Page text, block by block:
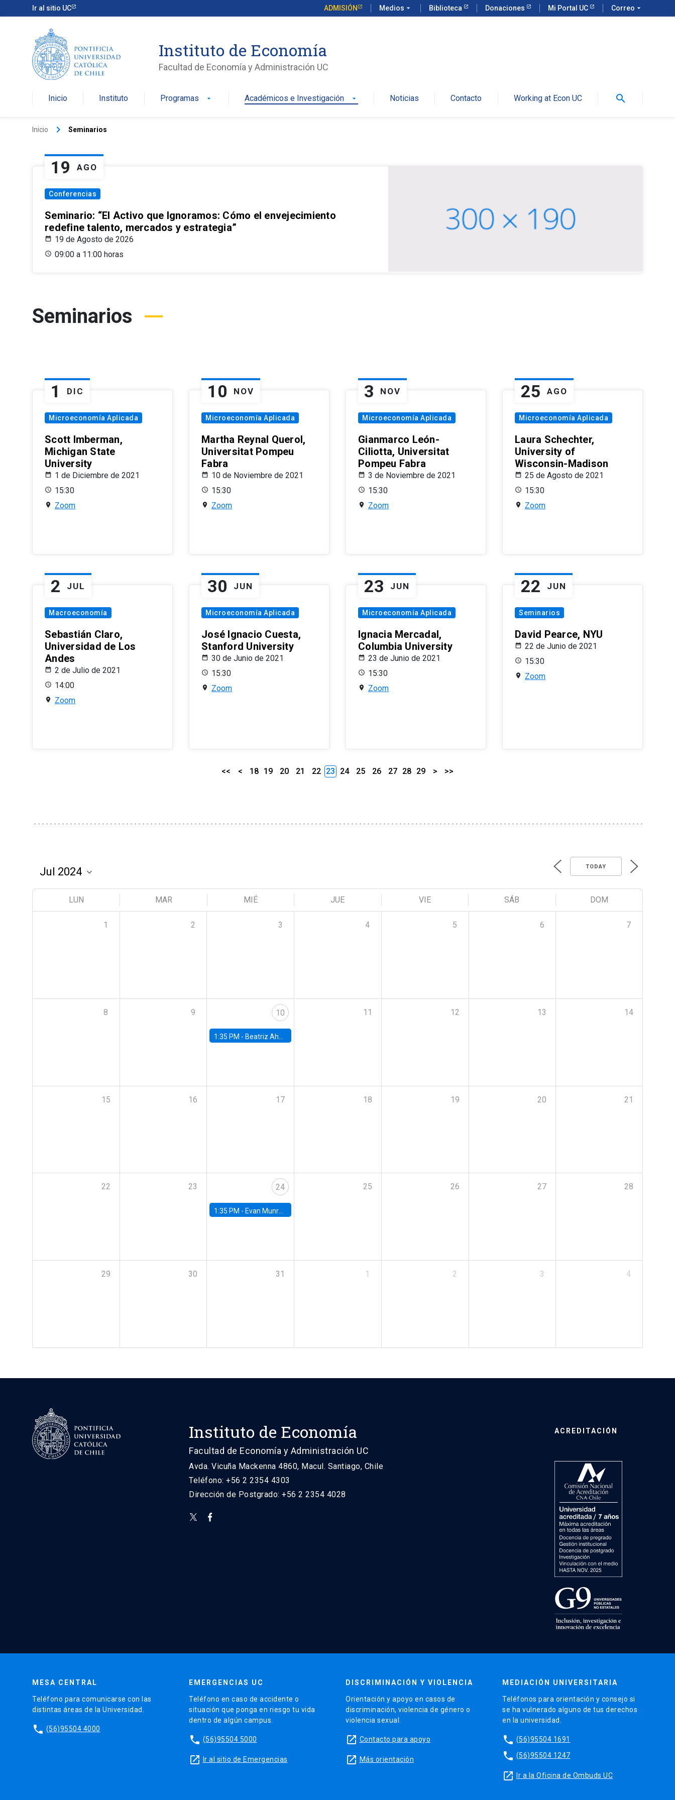
Ir al sitio UC ADMISIÓN Medios arrow_drop_down Biblioteca Donaciones Mi Portal UC Correo arrow_drop_down
Instituto de Economía
Facultad de Economía y Administración UC
Inicio Instituto Programas arrow_drop_down Académicos e Investigación arrow_drop_down Noticias Contacto Working at Econ UC search
Inicio keyboard_arrow_right Seminarios
19 AGO
Conferencias
Seminario: “El Activo que Ignoramos: Cómo el envejecimiento
redefine talento, mercados y estrategia”
19 de Agosto de 2026
09:00 a 11:00 horas
Seminarios
1 DIC
Microeconomía Aplicada
Scott Imberman,
Michigan State
University
1 de Diciembre de 2021
15:30
Zoom
10 NOV
Microeconomía Aplicada
Martha Reynal Querol,
Universitat Pompeu
Fabra
10 de Noviembre de 2021
15:30
Zoom
3 NOV
Microeconomía Aplicada
Gianmarco León-
Ciliotta, Universitat
Pompeu Fabra
3 de Noviembre de 2021
15:30
Zoom
25 AGO
Microeconomía Aplicada
Laura Schechter,
University of
Wisconsin-Madison
25 de Agosto de 2021
15:30
Zoom
2 JUL
Macroeconomía
Sebastián Claro,
Universidad de Los
Andes
2 de Julio de 2021
14:00
Zoom
30 JUN
Microeconomía Aplicada
José Ignacio Cuesta,
Stanford University
30 de Junio de 2021
15:30
Zoom
23 JUN
Microeconomía Aplicada
Ignacia Mercadal,
Columbia University
23 de Junio de 2021
15:30
Zoom
22 JUN
Seminarios
David Pearce, NYU
22 de Junio de 2021
15:30
Zoom
<< < 18 19 20 21 22 23 24 25 26 27 28 29 > >>
TODAY
LUN MAR MIÉ JUE VIE SÁB DOM
1 2 3 4 5 6 7
8 9 10
1:35 PM - Beatriz Ahumada, PhD candidate, Universidad de Pittsburgh
11 12 13 14
15 16 17 18 19 20 21
22 23 24
1:35 PM - Evan Munro, Neyman Visiting Assistant Professor in the Department of Statistics at UC Berkeley
25 26 27 28
29 30 31 1 2 3 4
Instituto de Economía
Facultad de Economía y Administración UC
Avda. Vicuña Mackenna 4860, Macul. Santiago, Chile
Teléfono: +56 2 2354 4303
Dirección de Postgrado: +56 2 2354 4028
ACREDITACIÓN
MESA CENTRAL
Teléfono para comunicarse con las
distintas áreas de la Universidad.
phone (56)95504 4000
EMERGENCIAS UC
Teléfono en caso de accidente o
situación que ponga en riesgo tu vida
dentro de algún campus.
phone (56)95504 5000
launch Ir al sitio de Emergencias
DISCRIMINACIÓN Y VIOLENCIA
Orientación y apoyo en casos de
discriminación, violencia de género o
violencia sexual.
launch Contacto para apoyo
launch Más orientación
MEDIACIÓN UNIVERSITARIA
Teléfonos para orientación y consejo si
se ha vulnerado alguno de tus derechos
en la universidad.
phone (56)95504 1691
phone (56)95504 1247
launch Ir a la Oficina de Ombuds UC